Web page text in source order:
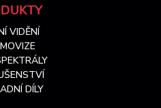
VIDĚNÍ
DÍLY